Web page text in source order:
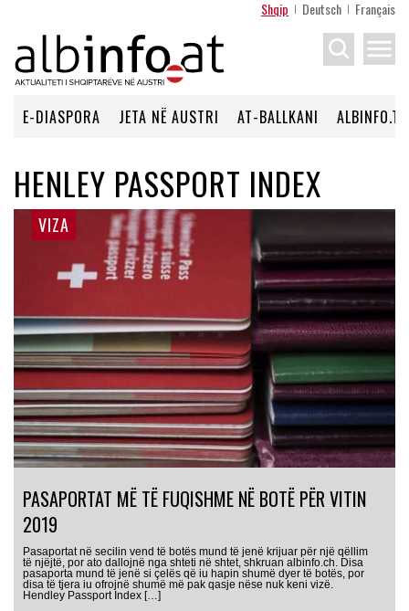
Shqip Deutsch Français
menu
E-DIASPORA JETA NË AUSTRI AT-BALLKANI ALBINFO.TV
HENLEY PASSPORT INDEX
VIZA
PASAPORTAT MË TË FUQISHME NË BOTË PËR VITIN
2019
Pasaportat në secilin vend të botës mund të jenë krijuar për një qëllim
të njëjtë, por ato dallojnë nga shteti në shtet, shkruan albinfo.ch. Disa
pasaporta mund të jenë si çelës që iu hapin shumë dyer të botës, por
disa të tjera iu ofrojnë shumë më pak qasje nëse nuk keni vizë.
Hendley Passport Index […]